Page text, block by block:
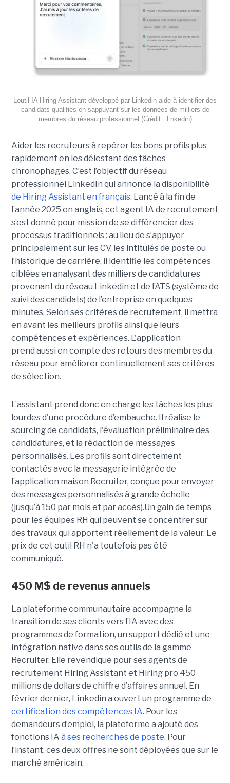
Loutil IA Hiring Assistant développé par Linkedin aide à identifier des
candidats qualifiés en sappuyant sur les données de milliers de
membres du réseau professionnel (Crédit : Lnkedin)
Aider les recruteurs à repérer les bons profils plus
rapidement en les délestant des tâches
chronophages. C’est l’objectif du réseau
professionnel LinkedIn qui annonce la disponibilité
de Hiring Assistant en français. Lancé à la fin de
l’année 2025 en anglais, cet agent IA de recrutement
s’est donné pour mission de se différencier des
processus traditionnels : au lieu de s’appuyer
principalement sur les CV, les intitulés de poste ou
l’historique de carrière, il identifie les compétences
ciblées en analysant des milliers de candidatures
provenant du réseau Linkedin et de l’ATS (système de
suivi des candidats) de l’entreprise en quelques
minutes. Selon ses critères de recrutement, il mettra
en avant les meilleurs profils ainsi que leurs
compétences et expériences. L'application
prend aussi en compte des retours des membres du
réseau pour améliorer continuellement ses critères
de sélection.
L’assistant prend donc en charge les tâches les plus
lourdes d'une procédure d’embauche. Il réalise le
sourcing de candidats, l'évaluation préliminaire des
candidatures, et la rédaction de messages
personnalisés. Les profils sont directement
contactés avec la messagerie intégrée de
l’application maison Recruiter, conçue pour envoyer
des messages personnalisés à grande échelle
(jusqu’à 150 par mois et par accès).Un gain de temps
pour les équipes RH qui peuvent se concentrer sur
des travaux qui apportent réellement de la valeur. Le
prix de cet outil RH n'a toutefois pas été
communiqué.
450 M$ de revenus annuels
La plateforme communautaire accompagne la
transition de ses clients vers l’IA avec des
programmes de formation, un support dédié et une
intégration native dans ses outils de la gamme
Recruiter. Elle revendique pour ses agents de
recrutement Hiring Assistant et Hiring pro 450
millions de dollars de chiffre d’affaires annuel. En
février dernier, Linkedin a ouvert un programme de
certification des compétences IA. Pour les
demandeurs d’emploi, la plateforme a ajouté des
fonctions IA à ses recherches de poste. Pour
l’instant, ces deux offres ne sont déployées que sur le
marché américain.